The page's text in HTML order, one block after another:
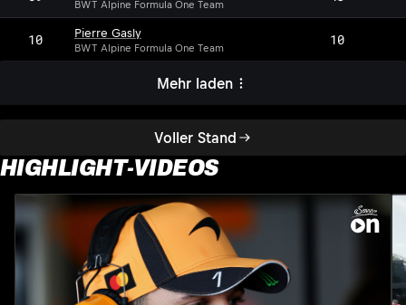
Voller Stand
BWT Alpine Formula One Team
10 Pierre Gasly
BWT Alpine Formula One Team 10
Mehr laden
HIGHLIGHT-VIDEOS